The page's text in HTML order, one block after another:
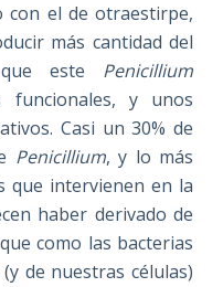
con el de otraestirpe,
más cantidad del
este Penicillium
funcionales, y unos
Casi un 30% de
Penicillium, y lo más
que intervienen en la
haber derivado de
como las bacterias
de nuestras células)